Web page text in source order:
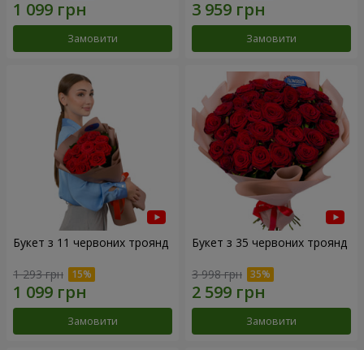
Замовити Замовити
Букет з 11 червоних троянд
1 293 грн
Замовити
Букет з 35 червоних троянд
3 998 грн
Замовити